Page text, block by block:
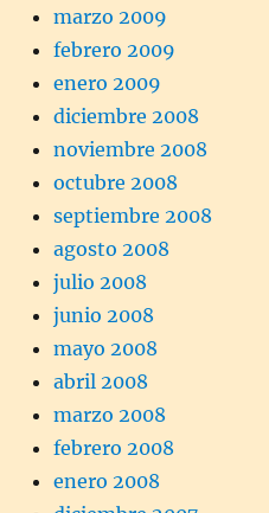
marzo 2009
febrero 2009
enero 2009
diciembre 2008
noviembre 2008
octubre 2008
septiembre 2008
agosto 2008
julio 2008
junio 2008
mayo 2008
abril 2008
marzo 2008
febrero 2008
enero 2008